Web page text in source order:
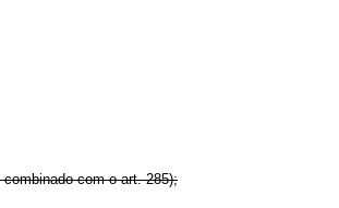
combinado com o art. 285);